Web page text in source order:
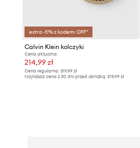
extra -5% z kodem: OFF*
Calvin Klein kolczyki
Cena aktualna:
214,99 zł
Cena regularna: 319,99 zł
Najniższa cena z 30 dni przed obniżką: 219,99 zł